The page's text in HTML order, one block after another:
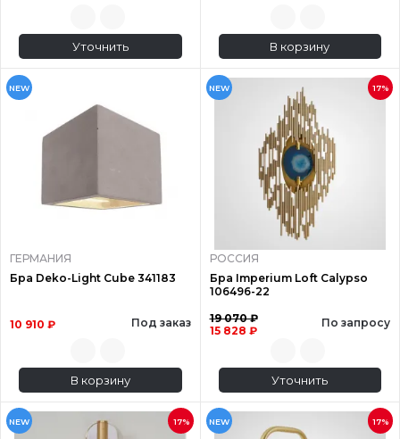
Уточнить В корзину
NEW
ГЕРМАНИЯ
Бра Deko-Light Cube 341183
10 910 ₽ Под заказ
В корзину
NEW 17%
РОССИЯ
Бра Imperium Loft Calypso
106496-22
19 070 ₽
15 828 ₽
По запросу
Уточнить
NEW 17% NEW 17%